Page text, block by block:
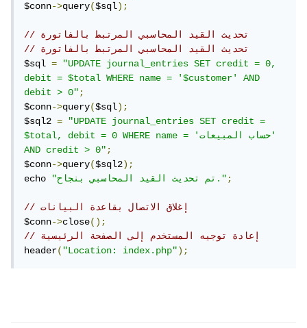
$conn->query($sql);
// تحديث القيد المحاسبي المرتبط بالفاتورة
// تحديث القيد المحاسبي المرتبط بالفاتورة
$sql =
"UPDATE journal_entries SET credit = 0,
debit = $total WHERE name = '$customer' AND
debit > 0";
$conn->query($sql);
$sql2 =
"UPDATE journal_entries SET credit =
$total, debit = 0 WHERE name = 'حساب المبيعات'
AND credit > 0";
$conn->query($sql2);
echo
"تم تحديث القيد المحاسبي بنجاح.";
// إغلاق الاتصال بقاعدة البيانات
$conn->close();
// إعادة توجيه المستخدم إلى الصفحة الرئيسية
header("Location: index.php");